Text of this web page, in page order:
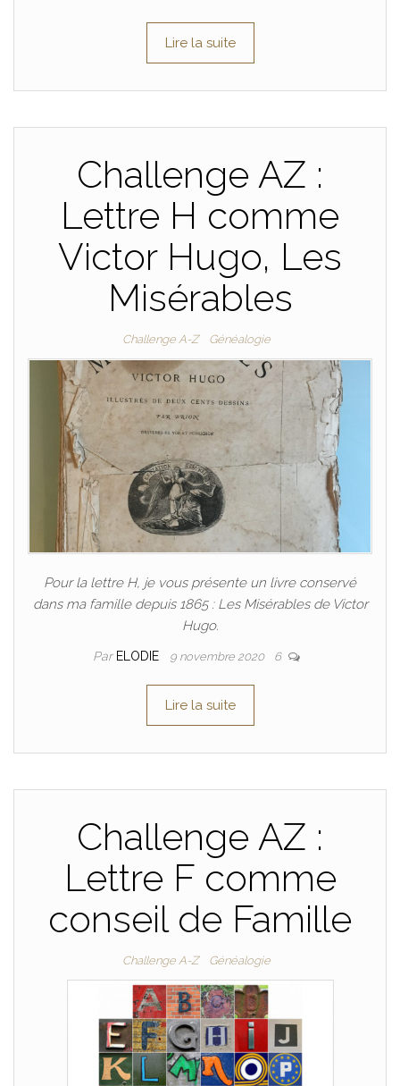
Lire la suite
Challenge AZ :
Lettre H comme
Victor Hugo, Les
Misérables
Challenge A-Z Généalogie
Pour la lettre H, je vous présente un livre conservé
dans ma famille depuis 1865 : Les Misérables de Victor
Hugo.
Par ELODIE 9 novembre 2020 6
Lire la suite
Challenge AZ :
Lettre F comme
conseil de Famille
Challenge A-Z Généalogie